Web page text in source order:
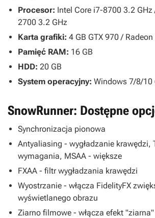
Procesor: Intel Core i7-8700 3.2 GHz
2700 3.2 GHz
Karta grafiki: 4 GB GTX 970 / Radeon
Pamięć RAM: 16 GB
HDD: 20 GB
System operacyjny: Windows 7/8/10
SnowRunner: Dostępne
Synchronizacja pionowa
Antyaliasing - wygładzanie krawędzi,
wymagania, MSAA - większe
FXAA - filtr wygładzania krawędzi
Wyostrzanie - włącza FidelityFX
wyświetlanego obrazu
Ziarno filmowe - włącza efekt